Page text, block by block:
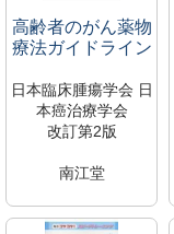
高齢者のがん薬物
療法ガイドライン
日本臨床腫瘍学会 日
本癌治療学会
改訂第2版
南江堂
QZ/266/K